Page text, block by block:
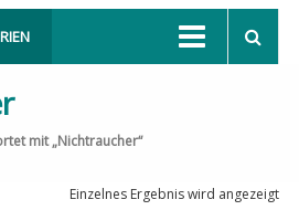
mit „Nichtraucher“
Einzelnes Ergebnis wird angezeigt